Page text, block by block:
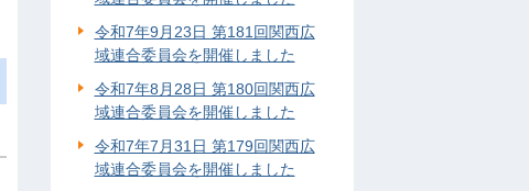
令和7年9月23日 第181回関西広
域連合委員会を開催しました
令和7年8月28日 第180回関西広
域連合委員会を開催しました
令和7年7月31日 第179回関西広
域連合委員会を開催しました